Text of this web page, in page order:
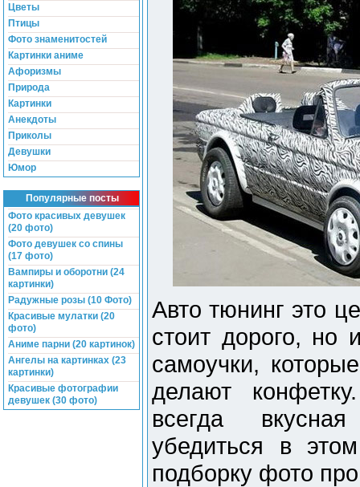
Цветы
Птицы
Фото знаменитостей
Картинки аниме
Афоризмы
Природа
Картинки
Анекдоты
Приколы
Девушки
Юмор
Популярные посты
Фото красивых девушек
(20 фото)
Фото девушек со спины
(17 фото)
Вампиры и оборотни (24
картинки)
Радужные розы (10 Фото)
Красивые мулатки (20
фото)
Аниме парни (20 картинок)
Ангелы на картинках (23
картинки)
Красивые фотографии
девушек (30 фото)
Авто тюнинг это
стоит дорого, но
самоучки,
делают
всегда
убедиться в
подборку фото